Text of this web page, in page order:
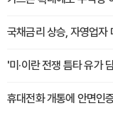
국채금리 상승, 자영업자
'미·이란 전쟁 틈타 유가
휴대전화 개통에 안면인